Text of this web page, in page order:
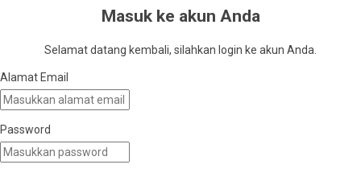
Masuk ke akun Anda
Selamat datang kembali, silahkan login ke akun Anda.
Alamat Email
Password